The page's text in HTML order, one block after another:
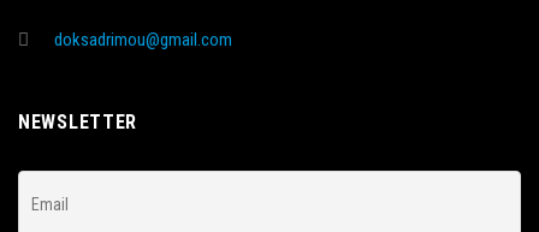
doksadrimou@gmail.com
NEWSLETTER